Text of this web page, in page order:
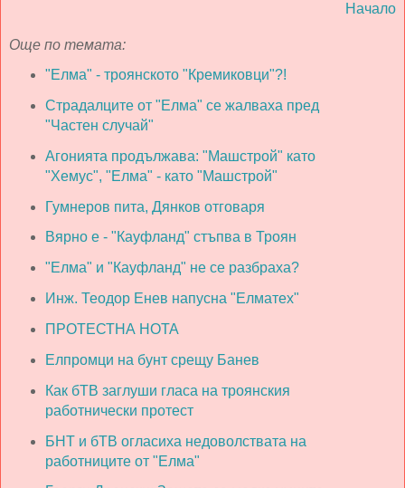
Начало
Още по темата:
"Елма" - троянското "Кремиковци"?!
Страдалците от "Елма" се жалваха пред
"Частен случай"
Агонията продължава: "Машстрой" като
"Хемус", "Елма" - като "Машстрой"
Гумнеров пита, Дянков отговаря
Вярно е - "Кауфланд" стъпва в Троян
"Елма" и "Кауфланд" не се разбраха?
Инж. Теодор Енев напусна "Елматех"
ПРОТЕСТНА НОТА
Елпромци на бунт срещу Банев
Как бТВ заглуши гласа на троянския
работнически протест
БНТ и бТВ огласиха недоволствата на
работниците от "Елма"